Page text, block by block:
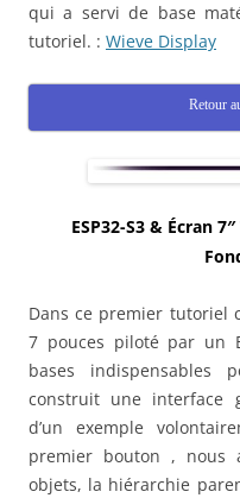
qui a servi de base
tutoriel. : Wieve Display
Retour
ESP32-S3 & Écran
Dans ce premier tutoriel
7 pouces piloté par un
bases indispensables
construit une interface
d’un exemple
premier bouton , nous
objets, la hiérarchie